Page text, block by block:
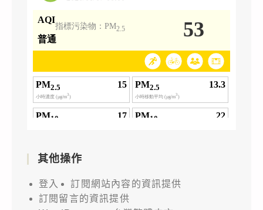
其他操作
登入
訂閱網站內容的資訊提供
訂閱留言的資訊提供